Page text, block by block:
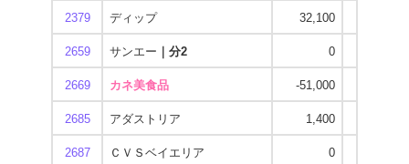
2379 ディップ 32,100
2659 サンエー ｜分2 0
2669 カネ美食品 -51,000
2685 アダストリア 1,400
2687 ＣＶＳベイエリア 0